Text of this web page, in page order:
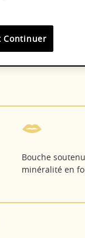
2022 -
Bouche
minéralité en
Continuer